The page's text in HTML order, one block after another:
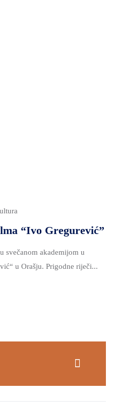
“Ivo Gregurević”
svečanom akademijom u
u Orašju. Prigodne riječi...